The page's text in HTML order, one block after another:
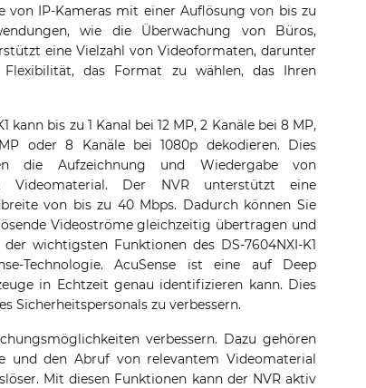
IP-Kameras mit einer Auflösung von bis zu
wie die Überwachung von Büros,
eine Vielzahl von Videoformaten, darunter
das Format zu wählen, das Ihren
kann bis zu 1 Kanal bei 12 MP, 2 Kanäle bei 8 MP,
oder 8 Kanäle bei 1080p dekodieren. Dies
die Aufzeichnung und Wiedergabe von
Videomaterial. Der NVR unterstützt eine
von bis zu 40 Mbps. Dadurch können Sie
Videoströme gleichzeitig übertragen und
der wichtigsten Funktionen des DS-7604NXI-K1
Technologie. AcuSense ist eine auf Deep
in Echtzeit genau identifizieren kann. Dies
Sicherheitspersonals zu verbessern.
verbessern. Dazu gehören
und den Abruf von relevantem Videomaterial
Mit diesen Funktionen kann der NVR aktiv